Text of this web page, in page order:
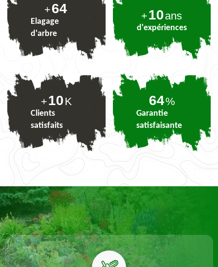
+79
Elagage
d'arbre
+10ans
d'expériences
+10K
Clients
satisfaits
79%
Garantie
satisfaisante